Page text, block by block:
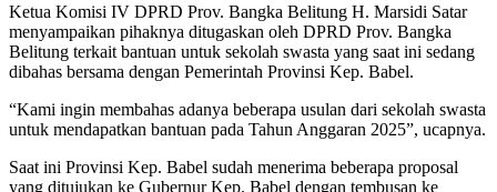
Ketua Komisi IV DPRD Prov. Bangka Belitung H. Marsidi Satar
menyampaikan pihaknya ditugaskan oleh DPRD Prov. Bangka
Belitung terkait bantuan untuk sekolah swasta yang saat ini sedang
dibahas bersama dengan Pemerintah Provinsi Kep. Babel.
“Kami ingin membahas adanya beberapa usulan dari sekolah swasta
untuk mendapatkan bantuan pada Tahun Anggaran 2025”, ucapnya.
Saat ini Provinsi Kep. Babel sudah menerima beberapa proposal
yang ditujukan ke Gubernur Kep. Babel dengan tembusan ke